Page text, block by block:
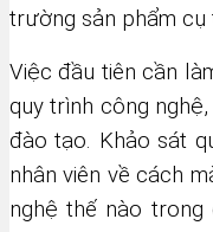
trường sản phẩm cụ
Việc đầu tiên cần
quy trình công
đào tạo. Khảo sát
nhân viên về cách
nghệ thế nào